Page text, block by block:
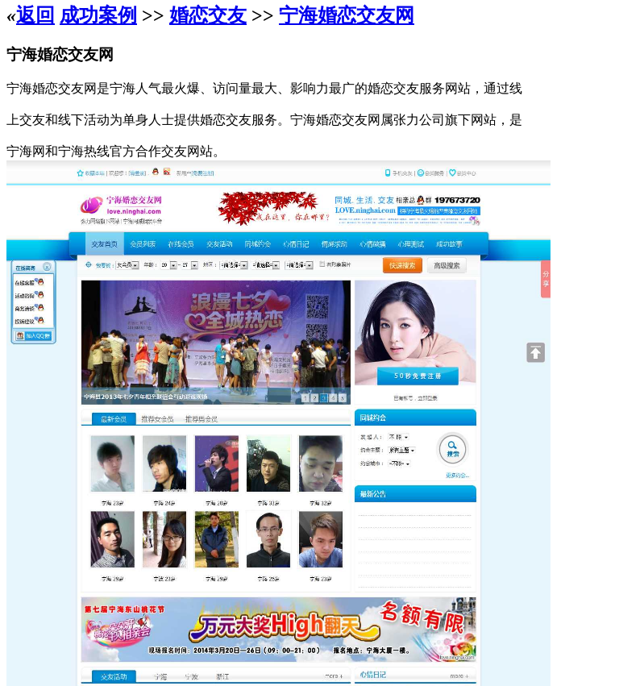
«返回 成功案例 >> 婚恋交友 >> 宁海婚恋交友网
宁海婚恋交友网
宁海婚恋交友网是宁海人气最火爆、访问量最大、影响力最广的婚恋交友服务网站，通过线
上交友和线下活动为单身人士提供婚恋交友服务。宁海婚恋交友网属张力公司旗下网站，是
宁海网和宁海热线官方合作交友网站。